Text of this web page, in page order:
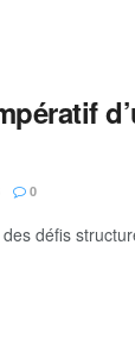
0
des défis